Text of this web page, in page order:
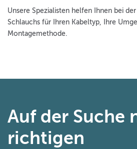
Unsere Spezialisten helfen Ihnen bei
Schlauchs für Ihren Kabeltyp, Ihre
Montagemethode.
Auf der Suche
richtigen